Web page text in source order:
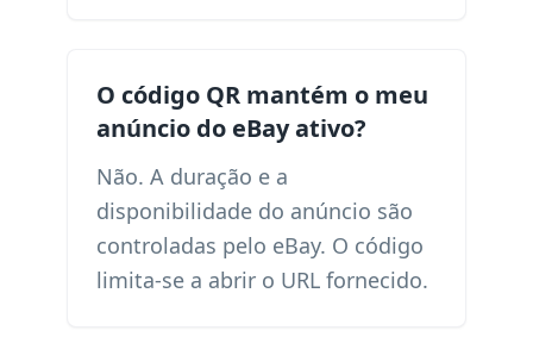
O código QR mantém o meu
anúncio do eBay ativo?
Não. A duração e a
disponibilidade do anúncio são
controladas pelo eBay. O código
limita-se a abrir o URL fornecido.